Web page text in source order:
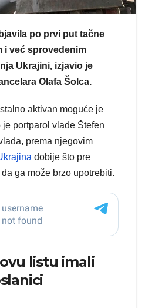
po prvi put tačne
i već sprovedenim
Ukrajini, izjavio je
Olafa Šolca.
aktivan moguće je
portparol vlade Štefen
prema njegovim
dobije što pre
ga može brzo upotrebiti.
listu imali